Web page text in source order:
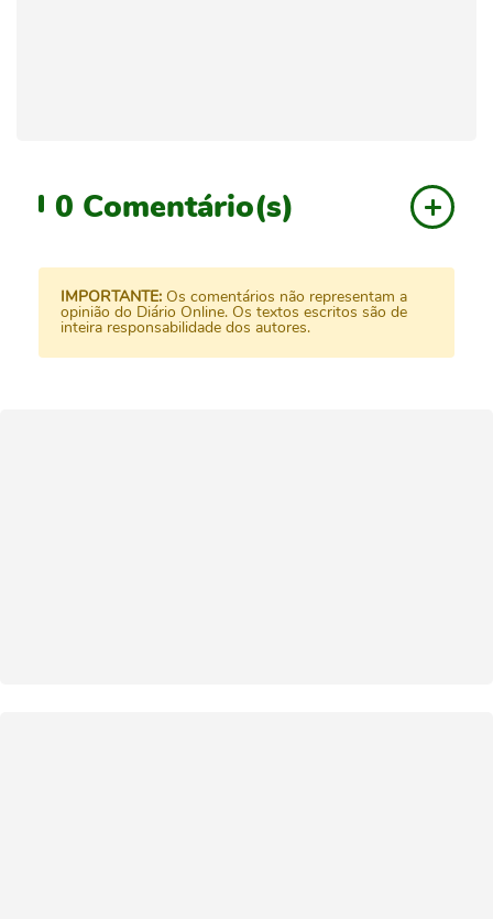
0 Comentário(s)
IMPORTANTE: Os comentários não representam a
opinião do Diário Online. Os textos escritos são de
inteira responsabilidade dos autores.